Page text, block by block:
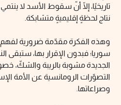
تاريخيًا، إلّا أنّ سقوط الأسد لا
نتاج لحظةٍ إقليميةٍ متشابكة.
وهذه الفكرة مقدّمة ضرورية
سوريا؛ فبدون الإقرار بها، ستبقى
الجديدة مشوبة بالريبة
التصوّرات الرومانسية عن الأمة
وصراعاتها.